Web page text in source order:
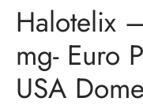
Halotelix
mg- Euro
USA